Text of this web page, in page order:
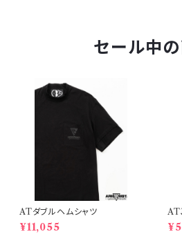
セール中
ATダブルヘムシャツ
¥11,055